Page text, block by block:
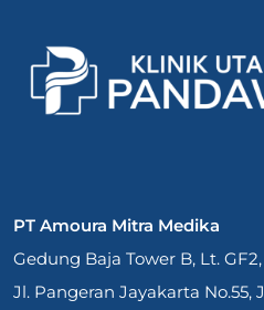
PT Amoura Mitra Medika
Gedung Baja Tower B, Lt. GF2,
Jl. Pangeran Jayakarta No.55,